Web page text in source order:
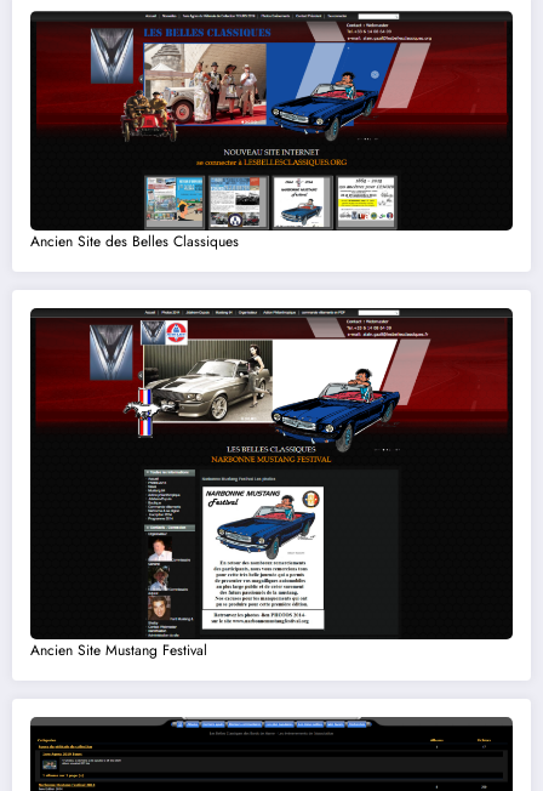
Ancien Site des Belles Classiques
Ancien Site Mustang Festival